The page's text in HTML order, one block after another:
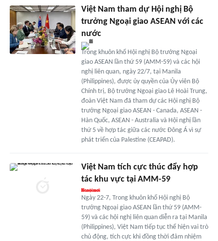
Việt Nam tham dự Hội nghị Bộ
trưởng Ngoại giao ASEAN với các
nước
Trong khuôn khổ Hội nghị Bộ trưởng Ngoại
giao ASEAN lần thứ 59 (AMM-59) và các hội
nghị liên quan, ngày 22/7, tại Manila
(Philippines), được ủy quyền của Ủy viên Bộ
Chính trị, Bộ trưởng Ngoại giao Lê Hoài Trung,
đoàn Việt Nam đã tham dự các Hội nghị Bộ
trưởng Ngoại giao ASEAN - Canada, ASEAN -
Hàn Quốc, ASEAN - Australia và Hội nghị lần
thứ 5 về hợp tác giữa các nước Đông Á vì sự
phát triển của Palestine (CEAPAD).
Việt Nam tích cực thúc đẩy hợp
tác khu vực tại AMM-59
Ngày 22-7, Trong khuôn khổ Hội nghị Bộ
trưởng Ngoại giao ASEAN lần thứ 59 (AMM-
59) và các hội nghị liên quan diễn ra tại Manila
(Philippines), Việt Nam tiếp tục thể hiện vai trò
chủ động, tích cực khi đồng thời đảm nhiệm